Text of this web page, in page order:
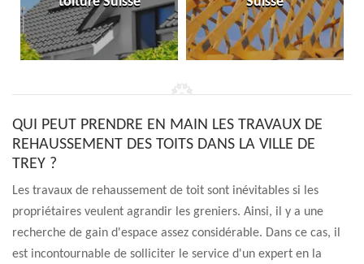
QUI PEUT PRENDRE EN MAIN LES TRAVAUX DE
REHAUSSEMENT DES TOITS DANS LA VILLE DE
TREY ?
Les travaux de rehaussement de toit sont inévitables si les
propriétaires veulent agrandir les greniers. Ainsi, il y a une
recherche de gain d'espace assez considérable. Dans ce cas, il
est incontournable de solliciter le service d'un expert en la